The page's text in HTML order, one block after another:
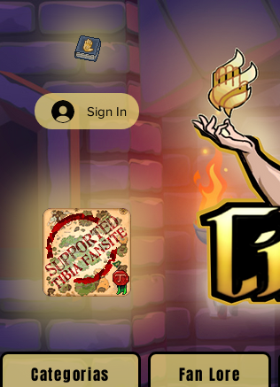
Sign In
Categorias Fan Lore